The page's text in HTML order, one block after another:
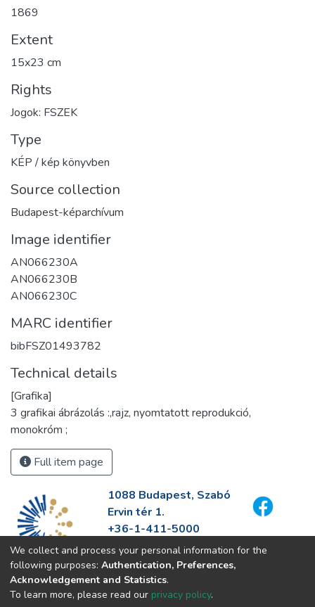
1869
Extent
15x23 cm
Rights
Jogok: FSZEK
Type
KÉP / kép könyvben
Source collection
Budapest-képarchívum
Image identifier
AN066230A
AN066230B
AN066230C
MARC identifier
bibFSZ01493782
Technical details
[Grafika]
3 grafikai ábrázolás :,rajz, nyomtatott reprodukció,
monokróm ;
Full item page
1088 Budapest, Szabó
Ervin tér 1.
+36-1-411-5000
info@fszek.hu
https://fszek.hu
We collect and process your personal information for the
following purposes: Authentication, Preferences,
Acknowledgement and Statistics.
To learn more, please read our privacy policy.